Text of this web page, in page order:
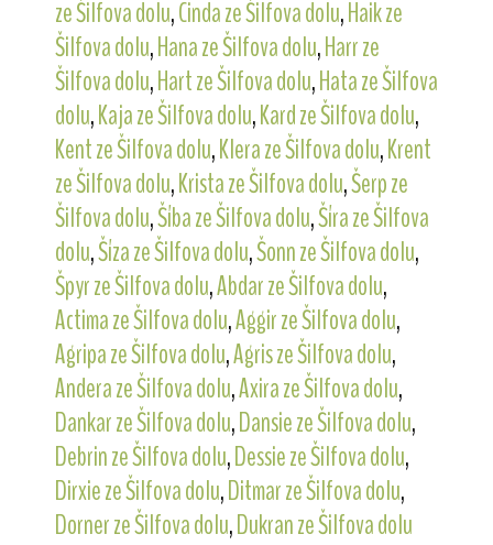
ze Šilfova dolu,Cinda ze Šilfova dolu,Haik ze
Šilfova dolu,Hana ze Šilfova dolu,Harr ze
Šilfova dolu,Hart ze Šilfova dolu,Hata ze Šilfova
dolu,Kaja ze Šilfova dolu,Kard ze Šilfova dolu,
Kent ze Šilfova dolu,Klera ze Šilfova dolu,Krent
ze Šilfova dolu,Krista ze Šilfova dolu,Šerp ze
Šilfova dolu,Šíba ze Šilfova dolu,Šíra ze Šilfova
dolu,Šíza ze Šilfova dolu,Šonn ze Šilfova dolu,
Špyr ze Šilfova dolu,Abdar ze Šilfova dolu,
Actima ze Šilfova dolu,Aggir ze Šilfova dolu,
Agripa ze Šilfova dolu,Agris ze Šilfova dolu,
Andera ze Šilfova dolu,Axira ze Šilfova dolu,
Dankar ze Šilfova dolu,Dansie ze Šilfova dolu,
Debrin ze Šilfova dolu,Dessie ze Šilfova dolu,
Dirxie ze Šilfova dolu,Ditmar ze Šilfova dolu,
Dorner ze Šilfova dolu,Dukran ze Šilfova dolu